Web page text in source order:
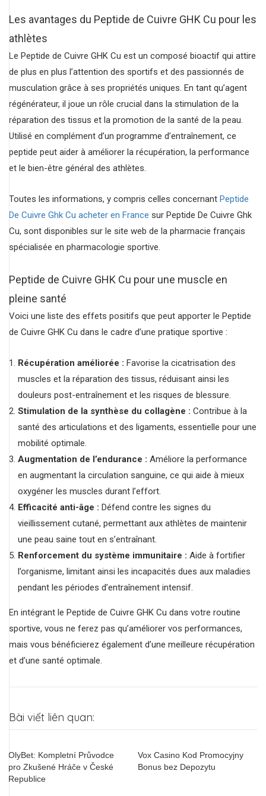
Les avantages du Peptide de Cuivre GHK Cu pour les
athlètes
Le Peptide de Cuivre GHK Cu est un composé bioactif qui attire
de plus en plus l’attention des sportifs et des passionnés de
musculation grâce à ses propriétés uniques. En tant qu’agent
régénérateur, il joue un rôle crucial dans la stimulation de la
réparation des tissus et la promotion de la santé de la peau.
Utilisé en complément d’un programme d’entraînement, ce
peptide peut aider à améliorer la récupération, la performance
et le bien-être général des athlètes.
Toutes les informations, y compris celles concernant Peptide
De Cuivre Ghk Cu acheter en France sur Peptide De Cuivre Ghk
Cu, sont disponibles sur le site web de la pharmacie français
spécialisée en pharmacologie sportive.
Peptide de Cuivre GHK Cu pour une muscle en
pleine santé
Voici une liste des effets positifs que peut apporter le Peptide
de Cuivre GHK Cu dans le cadre d’une pratique sportive :
Récupération améliorée : Favorise la cicatrisation des
muscles et la réparation des tissus, réduisant ainsi les
douleurs post-entraînement et les risques de blessure.
Stimulation de la synthèse du collagène : Contribue à la
santé des articulations et des ligaments, essentielle pour une
mobilité optimale.
Augmentation de l’endurance : Améliore la performance
en augmentant la circulation sanguine, ce qui aide à mieux
oxygéner les muscles durant l’effort.
Efficacité anti-âge : Défend contre les signes du
vieillissement cutané, permettant aux athlètes de maintenir
une peau saine tout en s’entraînant.
Renforcement du système immunitaire : Aide à fortifier
l’organisme, limitant ainsi les incapacités dues aux maladies
pendant les périodes d’entraînement intensif.
En intégrant le Peptide de Cuivre GHK Cu dans votre routine
sportive, vous ne ferez pas qu’améliorer vos performances,
mais vous bénéficierez également d’une meilleure récupération
et d’une santé optimale.
Bài viết liên quan:
OlyBet: Kompletní Průvodce
pro Zkušené Hráče v České
Republice
Vox Casino Kod Promocyjny
Bonus bez Depozytu